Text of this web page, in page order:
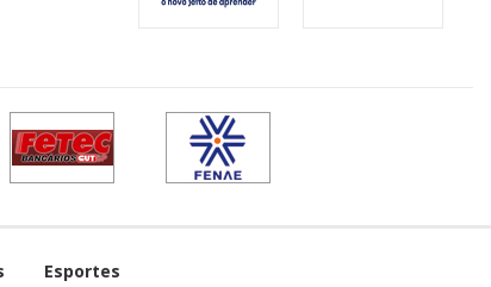
Esportes